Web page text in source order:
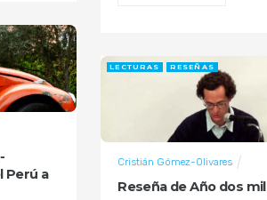
Perú a
Reseña de Año dos mil
Cristián Gómez-Olivares
LECTURAS RESEÑAS